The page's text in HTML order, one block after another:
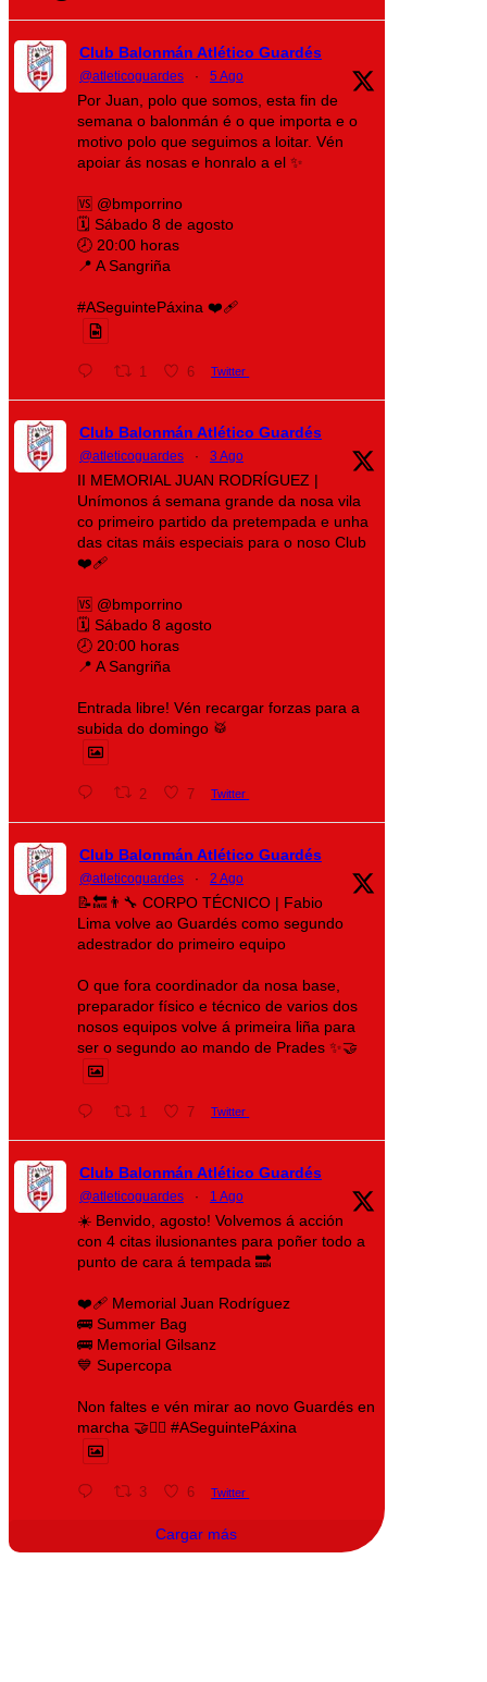
Club Balonmán Atlético Guardés
@atleticoguardes · 5 Ago
Por Juan, polo que somos, esta fin de
semana o balonmán é o que importa e o
motivo polo que seguimos a loitar. Vén
apoiar ás nosas e honralo a el ✨
🆚 @bmporrino
🗓️ Sábado 8 de agosto
🕗 20:00 horas
📍 A Sangriña
#ASeguintePáxina ❤️‍🩹
1 6 Twitter
Club Balonmán Atlético Guardés
@atleticoguardes · 3 Ago
II MEMORIAL JUAN RODRÍGUEZ |
Unímonos á semana grande da nosa vila
co primeiro partido da pretempada e unha
das citas máis especiais para o noso Club
❤️‍🩹
🆚 @bmporrino
🗓️ Sábado 8 agosto
🕗 20:00 horas
📍 A Sangriña
Entrada libre! Vén recargar forzas para a
subida do domingo 🥁
2 7 Twitter
Club Balonmán Atlético Guardés
@atleticoguardes · 2 Ago
📝🔙👨‍🔧 CORPO TÉCNICO | Fabio
Lima volve ao Guardés como segundo
adestrador do primeiro equipo
O que fora coordinador da nosa base,
preparador físico e técnico de varios dos
nosos equipos volve á primeira liña para
ser o segundo ao mando de Prades ✨🤝
1 7 Twitter
Club Balonmán Atlético Guardés
@atleticoguardes · 1 Ago
☀️ Benvido, agosto! Volvemos á acción
con 4 citas ilusionantes para poñer todo a
punto de cara á tempada 🔜
❤️‍🩹 Memorial Juan Rodríguez
🚌 Summer Bag
🚌 Memorial Gilsanz
💙 Supercopa
Non faltes e vén mirar ao novo Guardés en
marcha 🤝❤️‍🔥 #ASeguintePáxina
3 6 Twitter
Cargar más